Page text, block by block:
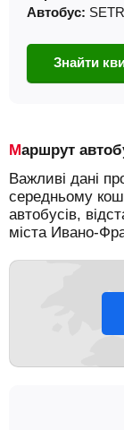
Автобус:
Знайти
Маршрут
Важливі дані
середньому
автобусів,
міста Ивано-